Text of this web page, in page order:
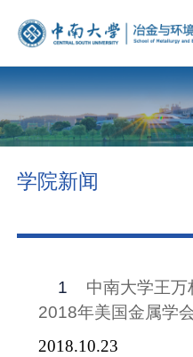
学院新闻
1
中南大学王
2018年美国金属学
作者奖
2018.10.23